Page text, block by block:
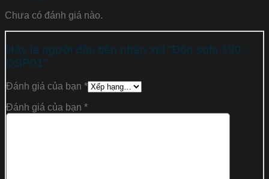
Chưa có đánh giá nào.
Hãy là người đầu tiên nhận xét “Đôn sofa 190
DSP01”
Đánh giá của bạn *
Đánh giá của bạn *